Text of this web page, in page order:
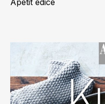
Marianne
Předplatné časopisů
Knihy
Apetit edice